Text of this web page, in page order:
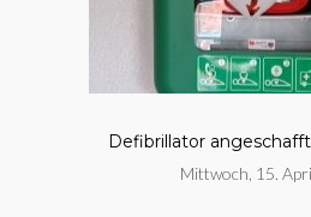
Defibrillator
Mittwoch, 15.